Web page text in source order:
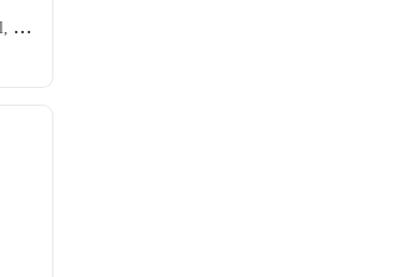
Herr, Eau de toilette, 200 ml, Eros, Mysk, Cederträ, Sandelträ, Tonkabönor, Mandarin, Mynta, Äpple, Citron/Citrus, Ek, Bergamott, Vetiver, Salvia, Trä, Peppar, Patchouli, Mossa, Läder, Vanilj, Ambra, Geranium, Ekmossa